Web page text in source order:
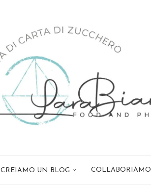
CREIAMO UN BLOG COLLABORIAMO